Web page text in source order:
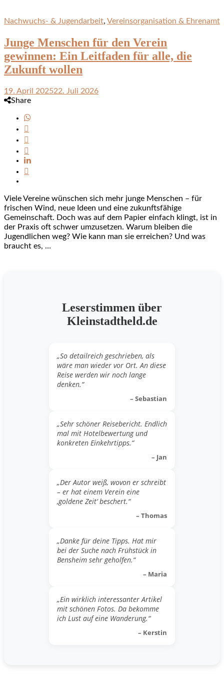
Nachwuchs- & Jugendarbeit, Vereinsorganisation & Ehrenamt
Junge Menschen für den Verein
gewinnen: Ein Leitfaden für alle, die
Zukunft wollen
19. April 202522. Juli 2026
Share
Viele Vereine wünschen sich mehr junge Menschen – für
frischen Wind, neue Ideen und eine zukunftsfähige
Gemeinschaft. Doch was auf dem Papier einfach klingt, ist in
der Praxis oft schwer umzusetzen. Warum bleiben die
Jugendlichen weg? Wie kann man sie erreichen? Und was
braucht es, …
Leserstimmen über
Kleinstadtheld.de
„So detailreich geschrieben, als
wäre man wieder vor Ort. An diese
Reise werden wir noch lange
denken.“
– Sebastian
„Sehr schöner Reisebericht. Endlich
mal mit Hotelbewertung und
konkreten Einkehrtipps.“
– Jan
„Der Autor weiß, wovon er schreibt
– er hat einem Verein eine
‚goldene Zeit‘ beschert.“
– Thomas
„Danke für deine Tipps. Hat mir
bei der Suche nach Frühstück in
Bensheim sehr geholfen.“
– Maria
„Ein wirklich interessanter Artikel
mit schönen Fotos. Da bekomme
ich Lust auf eine Wanderung.“
– Kerstin